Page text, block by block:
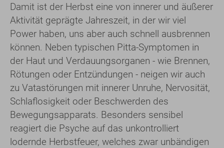
Damit ist der Herbst eine von innerer und äußerer
Aktivität geprägte Jahreszeit, in der wir viel
Power haben, uns aber auch schnell ausbrennen
können. Neben typischen Pitta-Symptomen in
der Haut und Verdauungsorganen - wie Brennen,
Rötungen oder Entzündungen - neigen wir auch
zu Vatastörungen mit innerer Unruhe, Nervosität,
Schlaflosigkeit oder Beschwerden des
Bewegungsapparats. Besonders sensibel
reagiert die Psyche auf das unkontrolliert
lodernde Herbstfeuer, welches zwar unbändigen